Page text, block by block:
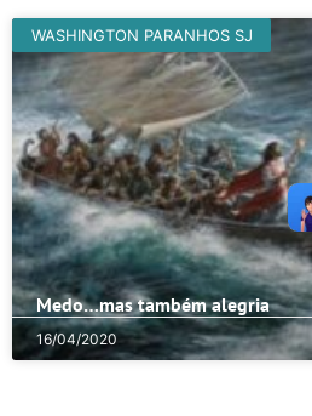
WASHINGTON PARANHOS SJ
Medo…mas também alegria
16/04/2020
A voz lúcida dos profetas em